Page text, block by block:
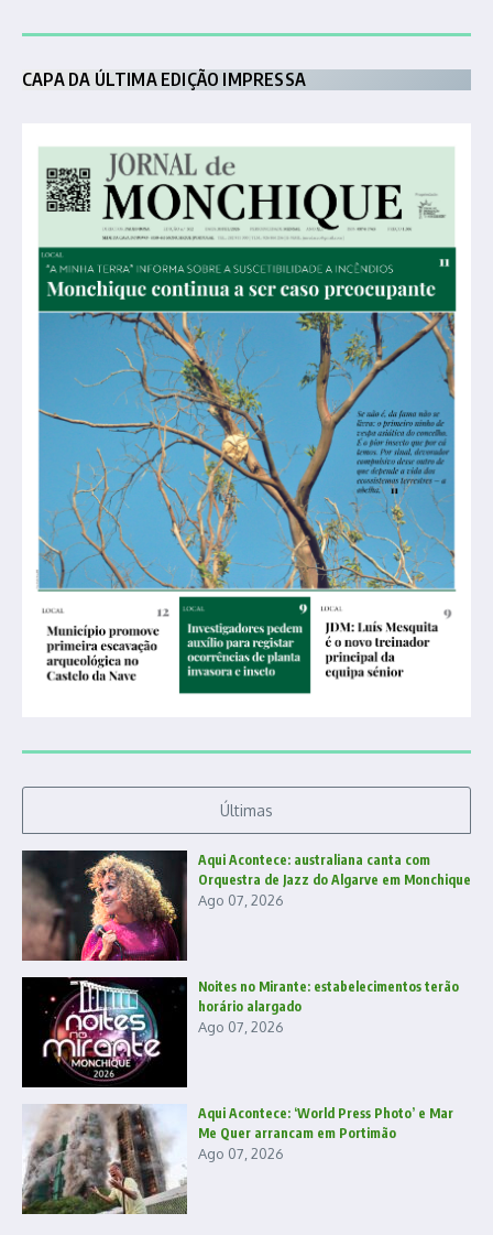
CAPA DA ÚLTIMA EDIÇÃO IMPRESSA
Últimas
Aqui Acontece: australiana canta com
Orquestra de Jazz do Algarve em Monchique
Ago 07, 2026
Noites no Mirante: estabelecimentos terão
horário alargado
Ago 07, 2026
Aqui Acontece: ‘World Press Photo’ e Mar
Me Quer arrancam em Portimão
Ago 07, 2026